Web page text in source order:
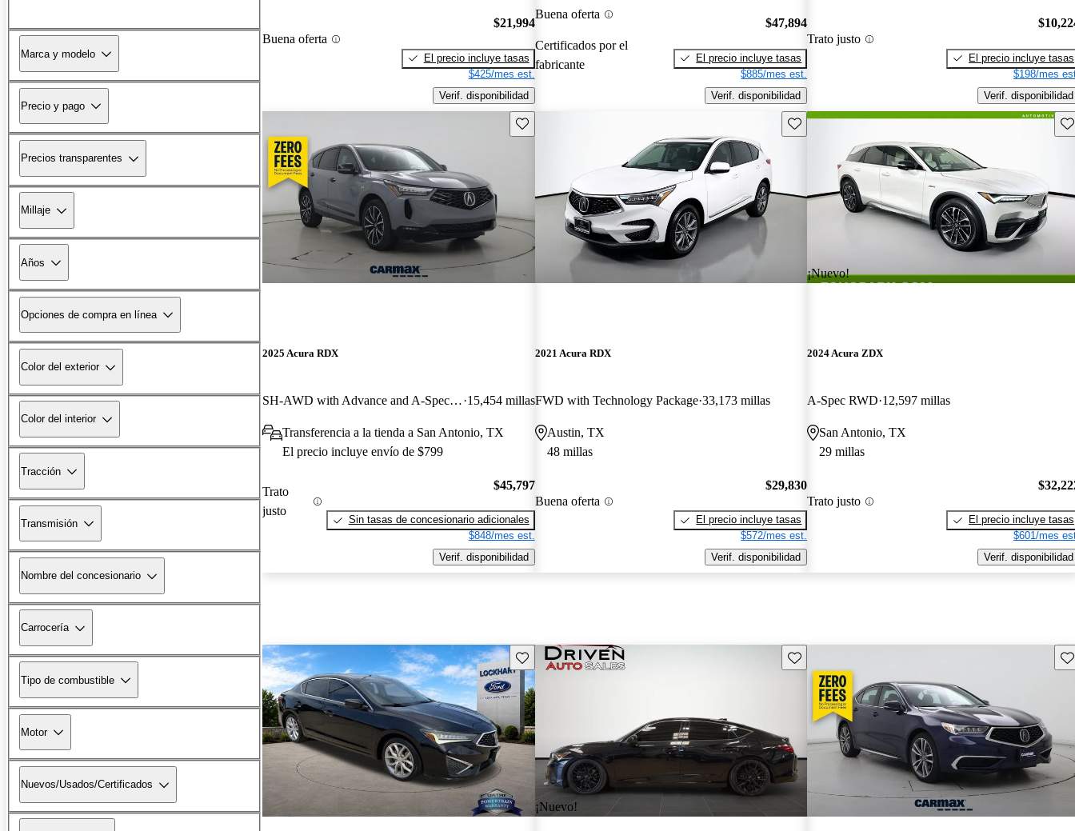
Marca y modelo
Precio y pago
Precios transparentes
Millaje
Años
Opciones de compra en línea
Color del exterior
Color del interior
Tracción
Transmisión
Nombre del concesionario
Carrocería
Tipo de combustible
Motor
Nuevos/Usados/Certificados
Buena oferta
$21,994
El precio incluye tasas
$425/mes est.
Verif. disponibilidad
Buena oferta
Certificados por el
fabricante
$47,894
El precio incluye tasas
$885/mes est.
Verif. disponibilidad
Trato justo
El precio incluye tasas
$198/mes
Verif. disponibilidad
Guarda este Aviso
2025 Acura RDX
SH-AWD with Advance and A-Spec Package 15,454 millas
Transferencia a la tienda a San Antonio, TX
El precio incluye envío de $799
Trato
justo
$45,797
Sin tasas de concesionario adicionales
$848/mes est.
Verif. disponibilidad
Guarda este Aviso
2021 Acura RDX
FWD with Technology Package 33,173 millas
Austin, TX
48 millas
Buena oferta
$29,830
El precio incluye tasas
$572/mes est.
Verif. disponibilidad
¡Nuevo!
2024 Acura ZDX
A-Spec RWD 12,597 millas
San Antonio, TX
29 millas
Trato justo
El precio incluye tasas
$601/mes
Verif. disponibilidad
Guarda este Aviso
¡Nuevo!
Guarda este Aviso